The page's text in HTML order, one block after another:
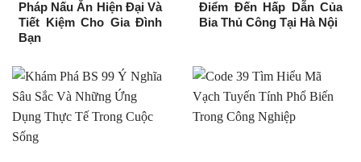
Pháp Nấu Ăn Hiện Đại Và
Tiết Kiệm Cho Gia Đình
Bạn
Điểm Đến Hấp Dẫn Của
Bia Thủ Công Tại Hà Nội